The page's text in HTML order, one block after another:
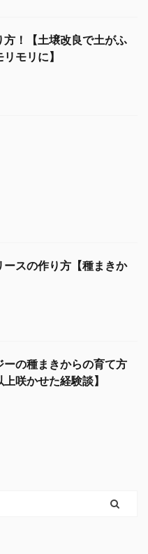
方！【土壌改良で土がふ
モリに】
ースの作り方【種まきか
ーの種まきからの育て方
咲かせた経験談】